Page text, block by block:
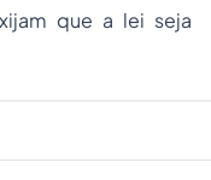
que a lei seja